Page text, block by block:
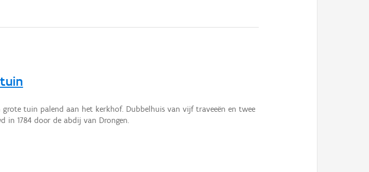
tuin palend aan het kerkhof. Dubbelhuis van vijf traveeën en twee
in 1784 door de abdij van Drongen.